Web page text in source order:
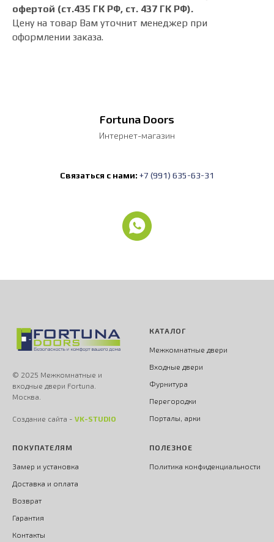
офертой (ст.435 ГК РФ, cт. 437 ГК РФ).
Цену на товар Вам уточнит менеджер при
оформлении заказа.
Fortuna Doors
Интернет-магазин
Связаться с нами: +7 (991) 635-63-31
© 2025 Межкомнатные и
входные двери Fortuna.
Москва.
Создание сайта - VK-STUDIO
КАТАЛОГ
Межкомнатные двери
Входные двери
Фурнитура
Перегородки
Порталы, арки
ПОКУПАТЕЛЯМ
Замер и установка
Доставка и оплата
Возврат
Гарантия
Контакты
ПОЛЕЗНОЕ
Политика конфиденциальности